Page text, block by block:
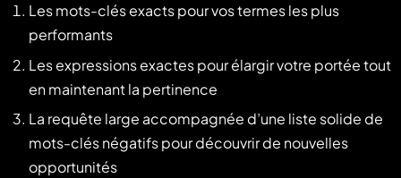
Les mots-clés exacts pour vos termes les plus
performants
Les expressions exactes pour élargir votre portée tout
en maintenant la pertinence
La requête large accompagnée d’une liste solide de
mots-clés négatifs pour découvrir de nouvelles
opportunités